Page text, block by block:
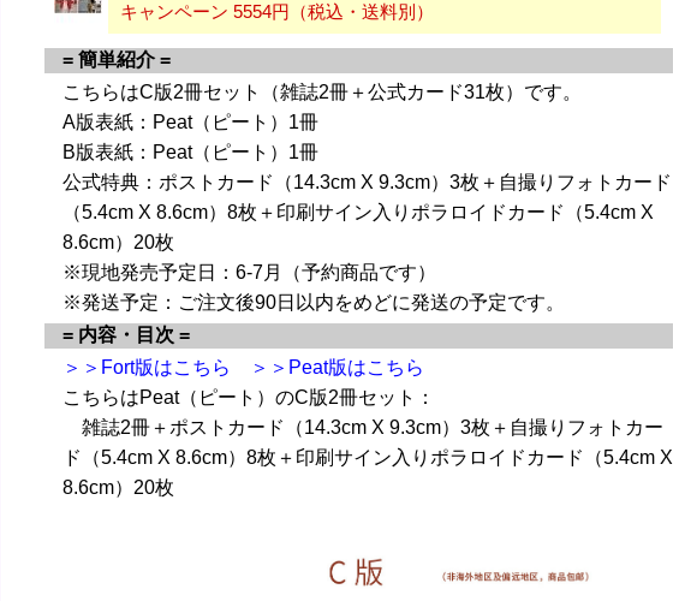
キャンペーン 5554円（税込・送料別）
= 簡単紹介 =
こちらはC版2冊セット（雑誌2冊＋公式カード31枚）です。
A版表紙：Peat（ピート）1冊
B版表紙：Peat（ピート）1冊
公式特典：ポストカード（14.3cm X 9.3cm）3枚＋自撮りフォトカード
（5.4cm X 8.6cm）8枚＋印刷サイン入りポラロイドカード（5.4cm X
8.6cm）20枚
※現地発売予定日：6-7月（予約商品です）
※発送予定：ご注文後90日以内をめどに発送の予定です。
= 内容・目次 =
＞＞Fort版はこちら
＞＞Peat版はこちら
こちらはPeat（ピート）のC版2冊セット：
雑誌2冊＋ポストカード（14.3cm X 9.3cm）3枚＋自撮りフォトカー
ド（5.4cm X 8.6cm）8枚＋印刷サイン入りポラロイドカード（5.4cm X
8.6cm）20枚